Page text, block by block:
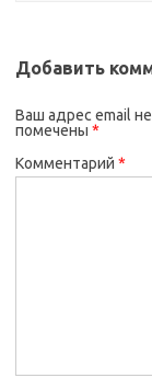
Добавить
Ваш адрес email
помечены *
Комментарий *